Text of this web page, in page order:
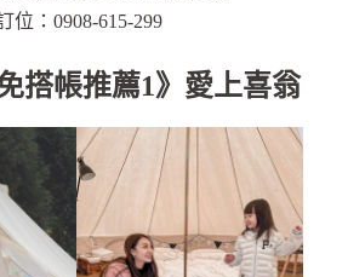
位：0908-615-299
搭帳推薦1》愛上喜翁